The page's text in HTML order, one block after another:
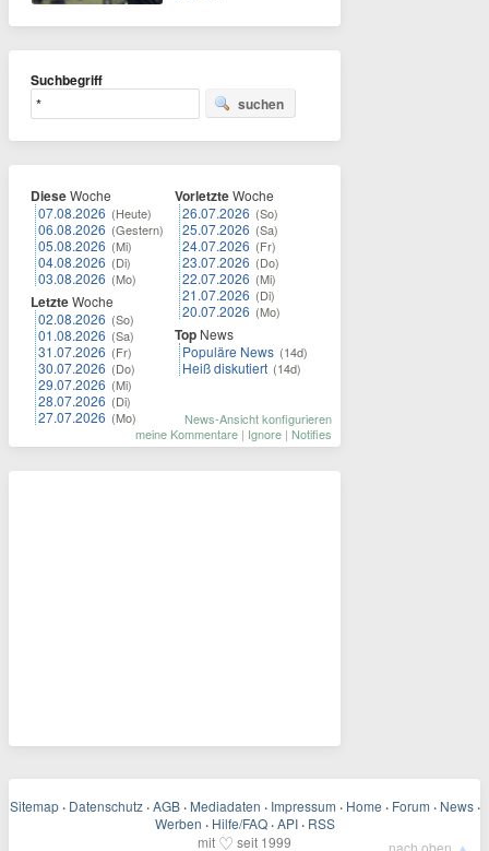
Suchbegriff
suchen
DieseWoche
07.08.2026 (Heute)
06.08.2026 (Gestern)
05.08.2026 (Mi)
04.08.2026 (Di)
03.08.2026 (Mo)
LetzteWoche
02.08.2026 (So)
01.08.2026 (Sa)
31.07.2026 (Fr)
30.07.2026 (Do)
29.07.2026 (Mi)
28.07.2026 (Di)
27.07.2026 (Mo)
VorletzteWoche
26.07.2026 (So)
25.07.2026 (Sa)
24.07.2026 (Fr)
23.07.2026 (Do)
22.07.2026 (Mi)
21.07.2026 (Di)
20.07.2026 (Mo)
Top News
Populäre News (14d)
Heiß diskutiert (14d)
News-Ansicht konfigurieren
meine Kommentare | Ignore | Notifies
Sitemap · Datenschutz · AGB · Mediadaten · Impressum · Home · Forum · News ·
Werben · Hilfe/FAQ · API · RSS
mit ♡ seit 1999 nach oben